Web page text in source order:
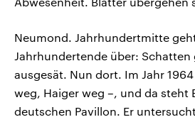
Neumond. Jahrhundertmitte
Jahrhundertende über: Schatten
ausgesät. Nun dort. Im Jahr
weg, Haiger weg –, und da steht
deutschen Pavillon. Er